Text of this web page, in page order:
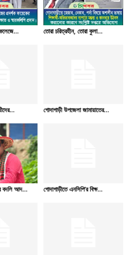
তোরা চরিত্রহীন, তোরা কুলা...
গোদাগাড়ী উপজেলা জামায়াতের...
বদলি আদ... গোদাগাড়ীতে এনসিপি’র বিক্ষ...